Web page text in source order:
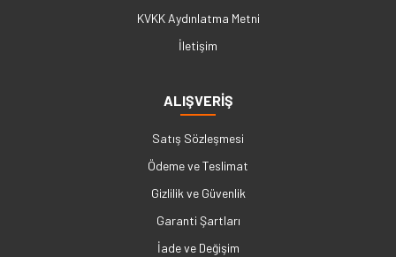
KVKK Aydınlatma Metni
İletişim
ALIŞVERİŞ
Satış Sözleşmesi
Ödeme ve Teslimat
Gizlilik ve Güvenlik
Garanti Şartları
İade ve Değişim